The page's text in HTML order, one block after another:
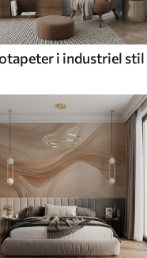
i industriel stil